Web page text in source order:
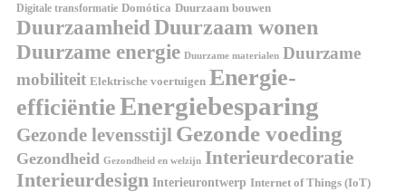
Digitale transformatie Domótica Duurzaam bouwen
Duurzaamheid Duurzaam wonen
Duurzame energie Duurzame materialen Duurzame
mobiliteit Elektrische voertuigen Energie-
efficiëntieEnergiebesparing
Gezonde levensstijl Gezonde voeding
Gezondheid Gezondheid en welzijn Interieurdecoratie
Interieurdesign Interieurontwerp Internet of Things (IoT)